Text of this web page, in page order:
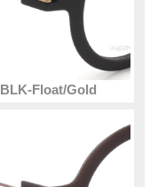
BLK-Float/Gold